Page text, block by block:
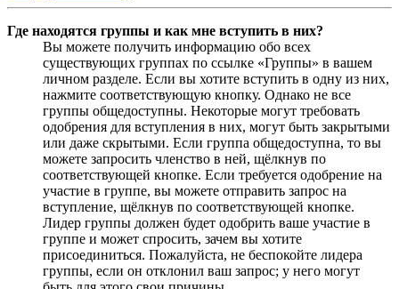
Где находятся группы и как мне вступить в них?
Вы можете получить информацию обо всех
существующих группах по ссылке «Группы» в вашем
личном разделе. Если вы хотите вступить в одну из них,
нажмите соответствующую кнопку. Однако не все
группы общедоступны. Некоторые могут требовать
одобрения для вступления в них, могут быть закрытыми
или даже скрытыми. Если группа общедоступна, то вы
можете запросить членство в ней, щёлкнув по
соответствующей кнопке. Если требуется одобрение на
участие в группе, вы можете отправить запрос на
вступление, щёлкнув по соответствующей кнопке.
Лидер группы должен будет одобрить ваше участие в
группе и может спросить, зачем вы хотите
присоединиться. Пожалуйста, не беспокойте лидера
группы, если он отклонил ваш запрос; у него могут